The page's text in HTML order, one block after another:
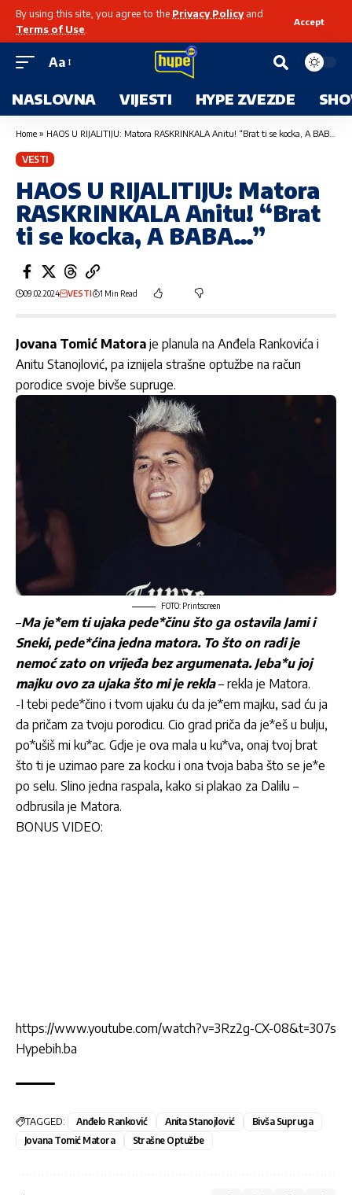
By using this site, you agree to the Privacy Policyand
Terms of Use
Accept
Aa
NASLOVNA VIJESTI HYPE ZVEZDE
Home » HAOS U RIJALITIJU: Matora RASKRINKALA Anitu! “Brat ti se kocka, A BABA…”
VESTI
HAOS U RIJALITIJU: Matora
RASKRINKALA Anitu! “Brat
ti se kocka, A BABA…”
09.02.2024 VESTI 1 Min Read
Jovana Tomić Matora je planula na Anđela Rankovića i
Anitu Stanojlović, pa iznijela strašne optužbe na račun
porodice svoje bivše supruge.
FOTO: Printscreen
–Ma je*em ti ujaka pede*činu što ga ostavila Jami i
Sneki, pede*ćina jedna matora. To što on radi je
nemoć zato on vrijeđa bez argumenata. Jeba*u joj
majku ovo za ujaka što mi je rekla– rekla je Matora.
-I tebi pede*čino i tvom ujaku ću da je*em majku, sad ću ja
da pričam za tvoju porodicu. Cio grad priča da je*eš u bulju,
po*ušiš mi ku*ac. Gdje je ova mala u ku*va, onaj tvoj brat
što ti je uzimao pare za kocku i ona tvoja baba što se je*e
po selu. Slino jedna raspala, kako si plakao za Dalilu –
odbrusila je Matora.
BONUS VIDEO:
https://www.youtube.com/watch?v=3Rz2g-CX-08&t=307s
Hypebih.ba
TAGGED: Anđelo Ranković Anita Stanojlović
Bivša Supruga
Jovana Tomić Matora
Strašne Optužbe